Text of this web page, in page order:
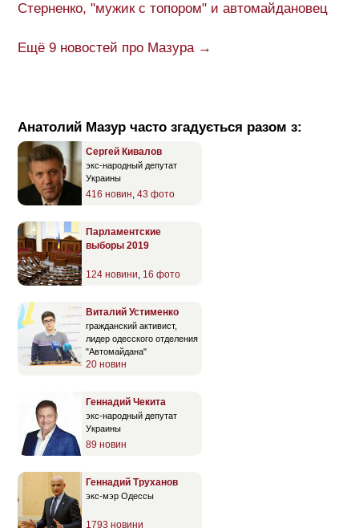
Стерненко, "мужик с топором" и автомайдановец
Ещё 9 новостей про Мазура →
Анатолий Мазур часто згадується разом з:
Сергей Кивалов
экс-народный депутат
Украины
416 новин, 43 фото
Парламентские
выборы 2019
124 новини, 16 фото
Виталий Устименко
гражданский активист,
лидер одесского отделения
"Автомайдана"
20 новин
Геннадий Чекита
экс-народный депутат
Украины
89 новин
Геннадий Труханов
экс-мэр Одессы
1793 новини